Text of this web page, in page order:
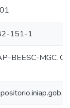
151-1
BEESC-MGC.